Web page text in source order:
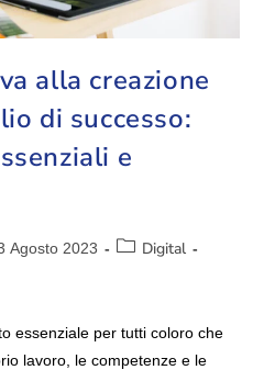
alla creazione
di successo:
e
Agosto 2023
Digital
essenziale per tutti coloro che
lavoro, le competenze e le